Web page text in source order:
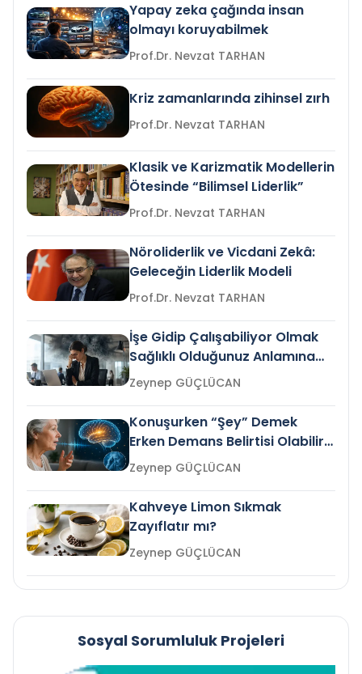
Yapay zeka çağında insan
olmayı koruyabilmek
Prof.Dr. Nevzat TARHAN
Kriz zamanlarında zihinsel zırh
Prof.Dr. Nevzat TARHAN
Klasik ve Karizmatik Modellerin
Ötesinde “Bilimsel Liderlik”
Prof.Dr. Nevzat TARHAN
Nöroliderlik ve Vicdani Zekâ:
Geleceğin Liderlik Modeli
Prof.Dr. Nevzat TARHAN
İşe Gidip Çalışabiliyor Olmak
Sağlıklı Olduğunuz Anlamına
Gelir mi?Zeynep GÜÇLÜCAN
Konuşurken “Şey” Demek
Erken Demans Belirtisi Olabilir
mi?
Zeynep GÜÇLÜCAN
Kahveye Limon Sıkmak
Zayıflatır mı?
Zeynep GÜÇLÜCAN
Sosyal Sorumluluk Projeleri